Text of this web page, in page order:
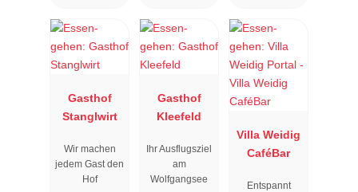
Gasthof
Stanglwirt
Wir machen
jedem Gast den
Hof
Gasthof
Kleefeld
Ihr Ausflugsziel
am
Wolfgangsee
Villa Weidig
CaféBar
Entspannt